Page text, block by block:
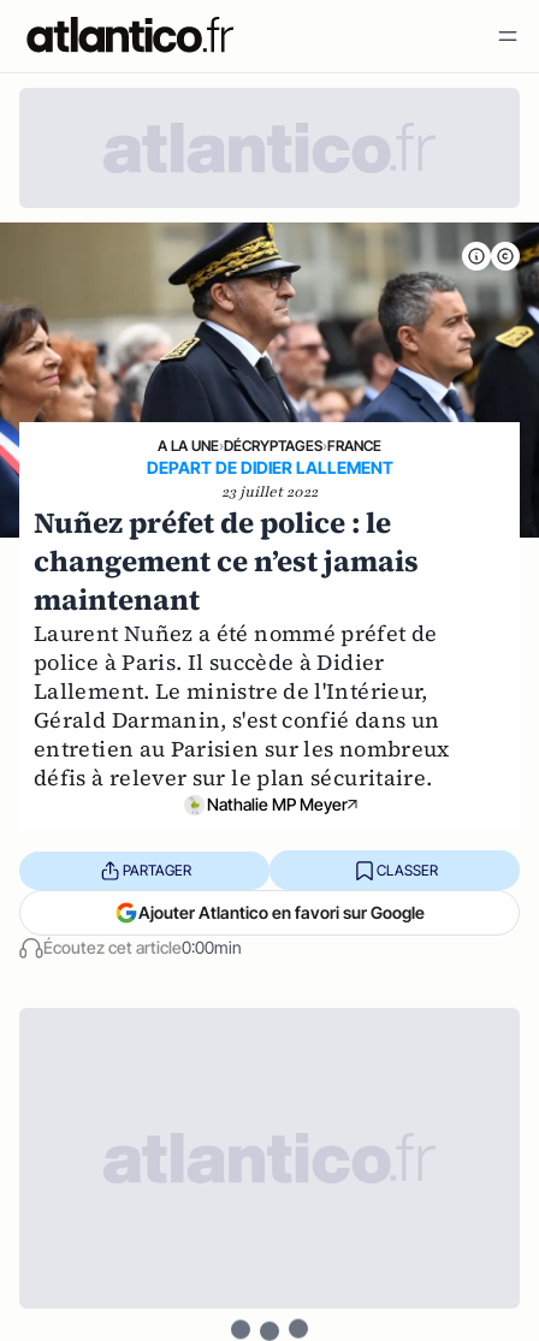
A LA UNE›DÉCRYPTAGES›FRANCE
DEPART DE DIDIER LALLEMENT
23 juillet 2022
Nuñez préfet de police : le
changement ce n’est jamais
maintenant
Laurent Nuñez a été nommé préfet de
police à Paris. Il succède à Didier
Lallement. Le ministre de l'Intérieur,
Gérald Darmanin, s'est confié dans un
entretien au Parisien sur les nombreux
défis à relever sur le plan sécuritaire.
Nathalie MP Meyer
Écoutez cet article0:00min
PARTAGER CLASSER
Ajouter Atlantico en favori sur Google